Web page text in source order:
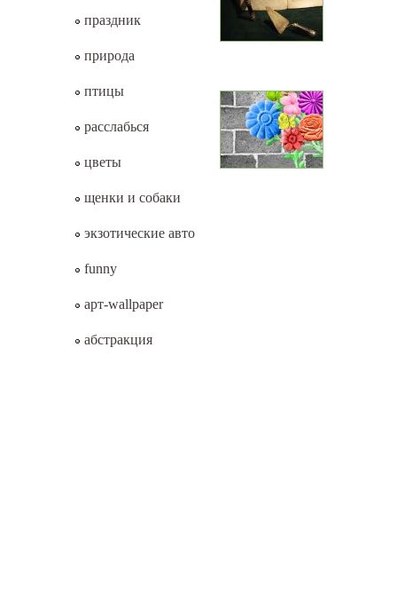
праздник
природа
птицы
расслабься
цветы
щенки и собаки
экзотические авто
funny
арт-wallpaper
абстракция